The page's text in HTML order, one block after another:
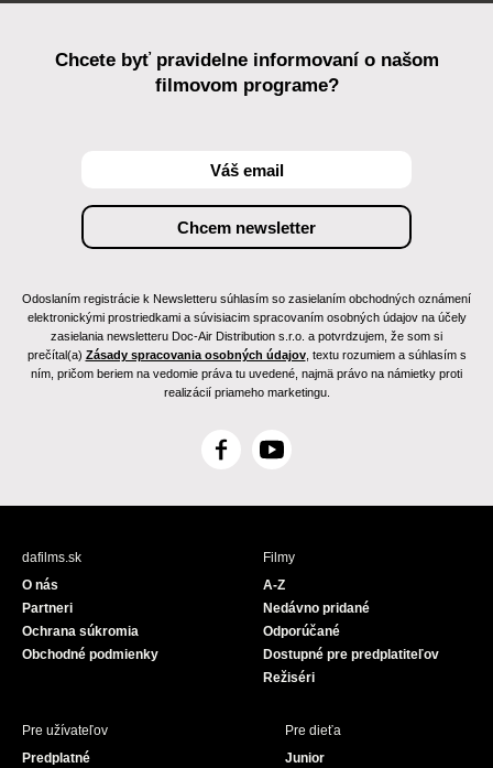
Chcete byť pravidelne informovaní o našom
filmovom programe?
Odoslaním registrácie k Newsletteru súhlasím so zasielaním obchodných oznámení
elektronickými prostriedkami a súvisiacim spracovaním osobných údajov na účely
zasielania newsletteru Doc-Air Distribution s.r.o. a potvrdzujem, že som si
prečítal(a) Zásady spracovania osobných údajov, textu rozumiem a súhlasím s
ním, pričom beriem na vedomie práva tu uvedené, najmä právo na námietky proti
realizácií priameho marketingu.
F
c
Y
u
e
dafilms.sk
O nás
Partneri
Ochrana súkromia
Obchodné podmienky
Filmy
A-Z
Nedávno pridané
Odporúčané
Dostupné pre predplatiteľov
Režiséri
Pre užívateľov
Predplatné
Pre dieťa
Junior